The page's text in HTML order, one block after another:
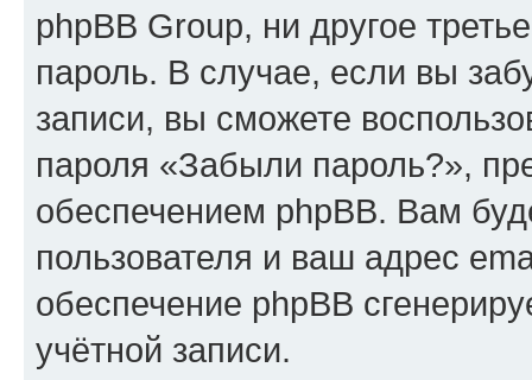
phpBB Group, ни другое
пароль. В случае, если вы
записи, вы сможете
пароля «Забыли пароль?»,
обеспечением phpBB. Вам
пользователя и ваш адрес
обеспечение phpBB
учётной записи.